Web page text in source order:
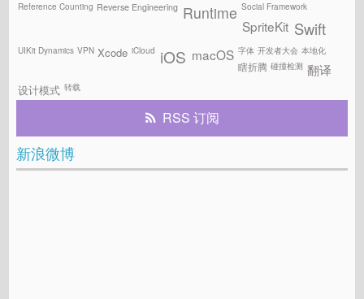
Reference Counting Reverse Engineering Runtime Social Framework
SpriteKit Swift
UIKit Dynamics VPN Xcode iCloud iOS macOS 字体 开发者大会 本地化
瞎折腾 碰撞检测 翻译
设计模式 转载
RSS 订阅
新浪微博